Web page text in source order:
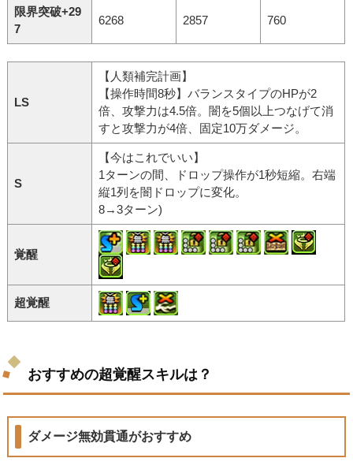
限界突破+29
7
6268 2857 760
LS
【人類補完計画】
【操作時間8秒】バランスタイプのHPが2
倍、攻撃力は4.5倍。闇を5個以上つなげて消
すと攻撃力が4倍、固定10万ダメージ。
S
【今はこれでいい】
1ターンの間、ドロップ操作が1秒短縮。右端
縦1列を闇ドロップに変化。
8→3ターン)
覚醒
超覚醒
おすすめの超覚醒スキルは？
ダメージ無効貫通がおすすめ